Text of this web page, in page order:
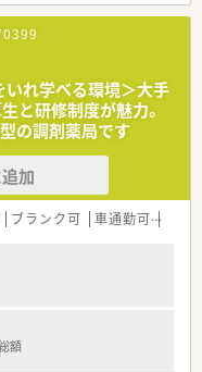
いれ学べる環境＞大手
と研修制度が魅力。
の調剤薬局です
加
ブランク可 車通勤可
額